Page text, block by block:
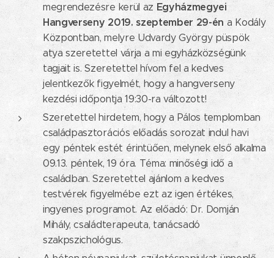
megrendezésre kerül az Egyházmegyei
Hangverseny 2019. szeptember 29-én a Kodály
Központban, melyre Udvardy György püspök
atya szeretettel várja a mi egyházközségünk
tagjait is. Szeretettel hívom fel a kedves
jelentkezők figyelmét, hogy a hangverseny
kezdési időpontja 19:30-ra változott!
Szeretettel hirdetem, hogy a Pálos templomban
családpasztorációs előadás sorozat indul havi
egy péntek estét érintüően, melynek első alkalma
09.13. péntek, 19 óra. Téma: minőségi idő a
családban. Szeretettel ajánlom a kedves
testvérek figyelmébe ezt az igen értékes,
ingyenes programot. Az előadó: Dr. Domján
Mihály, családterapeuta, tanácsadó
szakpszichológus.